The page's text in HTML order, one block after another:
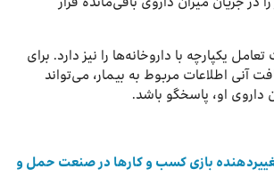
یکپارچه با داروخانه‌ها را نیز دارد. برای
آنی اطلاعات مربوط به بیمار، می‌تواند
او، پاسخگو باشد.
بازی کسب‌ و کارها در صنعت حمل و